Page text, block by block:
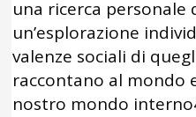
una ricerca
un’esplorazione
valenze sociali di
raccontano al mondo
nostro mondo